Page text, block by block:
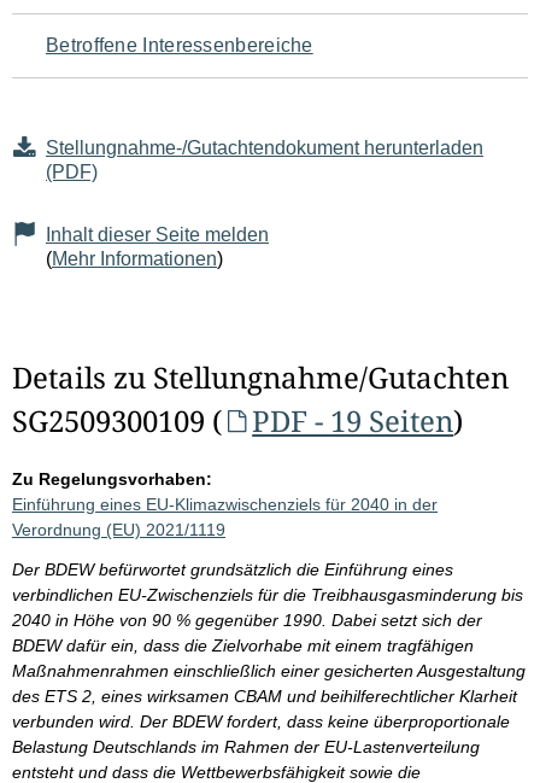
für
den
Seiteninhalt
Betroffene Interessenbereiche
Stellungnahme-/Gutachtendokument herunterladen
(PDF)
Inhalt dieser Seite melden
(Mehr Informationen)
Details zu Stellungnahme/Gutachten
SG2509300109 (
PDF - 19 Seiten)
Zu Regelungsvorhaben:
Einführung eines EU-Klimazwischenziels für 2040 in der
Verordnung (EU) 2021/1119
Der BDEW befürwortet grundsätzlich die Einführung eines
verbindlichen EU-Zwischenziels für die Treibhausgasminderung bis
2040 in Höhe von 90 % gegenüber 1990. Dabei setzt sich der
BDEW dafür ein, dass die Zielvorhabe mit einem tragfähigen
Maßnahmenrahmen einschließlich einer gesicherten Ausgestaltung
des ETS 2, eines wirksamen CBAM und beihilferechtlicher Klarheit
verbunden wird. Der BDEW fordert, dass keine überproportionale
Belastung Deutschlands im Rahmen der EU-Lastenverteilung
entsteht und dass die Wettbewerbsfähigkeit sowie die